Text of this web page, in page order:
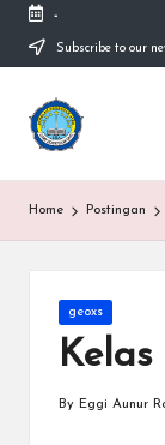
content
-
Subscribe to our
S
M
A
S
Sekolah
Nasional
Ahlussunnah
Wal
Home Postingan
Posted
in
geoxs
Posted
By Eggi Aunur